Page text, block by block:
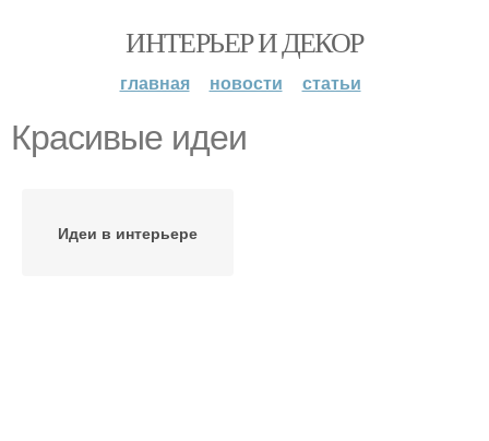
ИНТЕРЬЕР И ДЕКОР
главная новости статьи
Красивые идеи
Идеи в интерьере